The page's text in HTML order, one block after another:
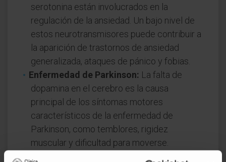
serotonina están involucrados en la
regulación de la ansiedad. Un bajo nivel de
estos neurotransmisores puede contribuir a
la aparición de trastornos de ansiedad
generalizada, ataques de pánico y fobias.
Enfermedad de Parkinson: La falta de
dopamina en el cerebro es la causa
principal de los síntomas motores
característicos de la enfermedad de
Parkinson, como temblores, rigidez
muscular y dificultad para moverse.